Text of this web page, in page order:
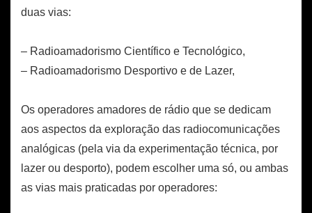
duas vias:
– Radioamadorismo Científico e Tecnológico,
– Radioamadorismo Desportivo e de Lazer,
Os operadores amadores de rádio que se dedicam
aos aspectos da exploração das radiocomunicações
analógicas (pela via da experimentação técnica, por
lazer ou desporto), podem escolher uma só, ou ambas
as vias mais praticadas por operadores: